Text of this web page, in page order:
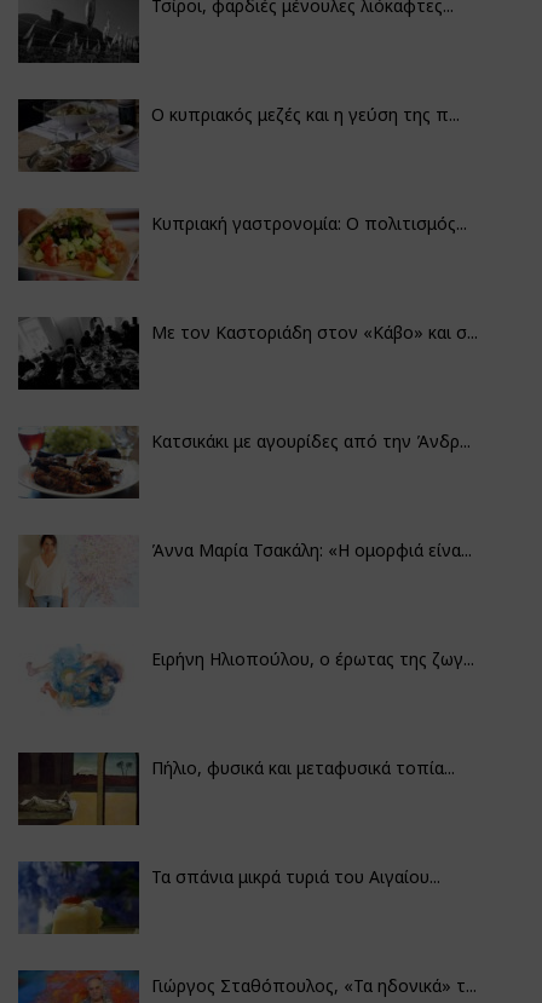
Τσίροι, φαρδιές μένουλες λιόκαφτες...
Ο κυπριακός μεζές και η γεύση της π...
Κυπριακή γαστρονομία: Ο πολιτισμός...
Με τον Καστοριάδη στον «Κάβο» και σ...
Κατσικάκι με αγουρίδες από την Άνδρ...
Άννα Μαρία Τσακάλη: «Η ομορφιά είνα...
Ειρήνη Ηλιοπούλου, ο έρωτας της ζωγ...
Πήλιο, φυσικά και μεταφυσικά τοπία...
Τα σπάνια μικρά τυριά του Αιγαίου...
Γιώργος Σταθόπουλος, «Τα ηδονικά» τ...